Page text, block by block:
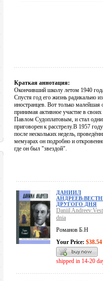
Краткая аннотация:
Окончивший школу летом 1940
Спустя год его жизнь радикально
иностранцев. Вот только
принимая активное участие в
Павлом Судоплатовым, и стал
приговорен к расстрелу.В 1957
после нескольких недель,
мемуарах он подробно и
где он был "звездой".
ДАНИИЛ
ДРУГОГО ДНЯ
Daniil
dnia
Романов Б.Н
Your Price: $38.54
shipped in 14-20